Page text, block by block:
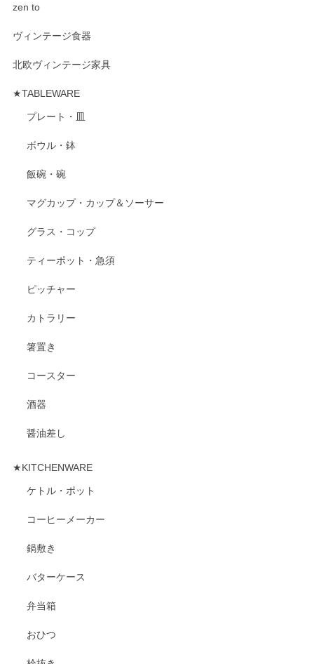
zen to
ヴィンテージ食器
北欧ヴィンテージ家具
★TABLEWARE
プレート・皿
ボウル・鉢
飯碗・碗
マグカップ・カップ＆ソーサー
グラス・コップ
ティーポット・急須
ピッチャー
カトラリー
箸置き
コースター
酒器
醤油差し
★KITCHENWARE
ケトル・ポット
コーヒーメーカー
鍋敷き
バターケース
弁当箱
おひつ